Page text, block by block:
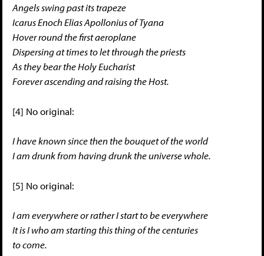
Angels swing past its trapeze
Icarus Enoch Elias Apollonius of Tyana
Hover round the first aeroplane
Dispersing at times to let through the priests
As they bear the Holy Eucharist
Forever ascending and raising the Host.
[4] No original:
I have known since then the bouquet of the world
I am drunk from having drunk the universe whole.
[5] No original:
I am everywhere or rather I start to be everywhere
It is I who am starting this thing of the centuries
to come.